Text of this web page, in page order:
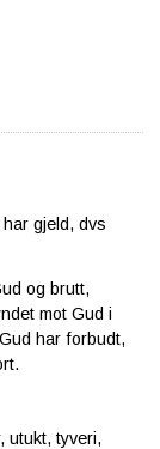
gjeld, dvs
og brutt,
mot Gud i
har forbudt,
utukt, tyveri,